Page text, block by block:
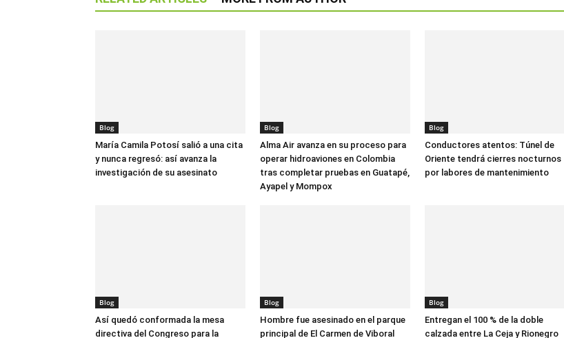
Blog
María Camila Potosí salió a una cita
y nunca regresó: así avanza la
investigación de su asesinato
Blog
Alma Air avanza en su proceso para
operar hidroaviones en Colombia
tras completar pruebas en Guatapé,
Ayapel y Mompox
Blog
Conductores atentos: Túnel de
Oriente tendrá cierres nocturnos
por labores de mantenimiento
Blog
Así quedó conformada la mesa
directiva del Congreso para la
Blog
Hombre fue asesinado en el parque
principal de El Carmen de Viboral
Blog
Entregan el 100 % de la doble
calzada entre La Ceja y Rionegro